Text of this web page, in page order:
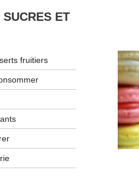
ET
fruitiers